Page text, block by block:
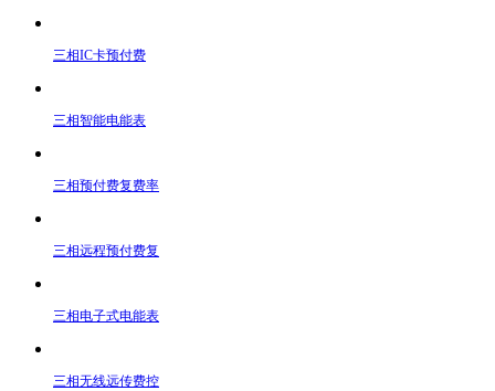
三相IC卡预付费
三相智能电能表
三相预付费复费率
三相远程预付费复
三相电子式电能表
三相无线远传费控